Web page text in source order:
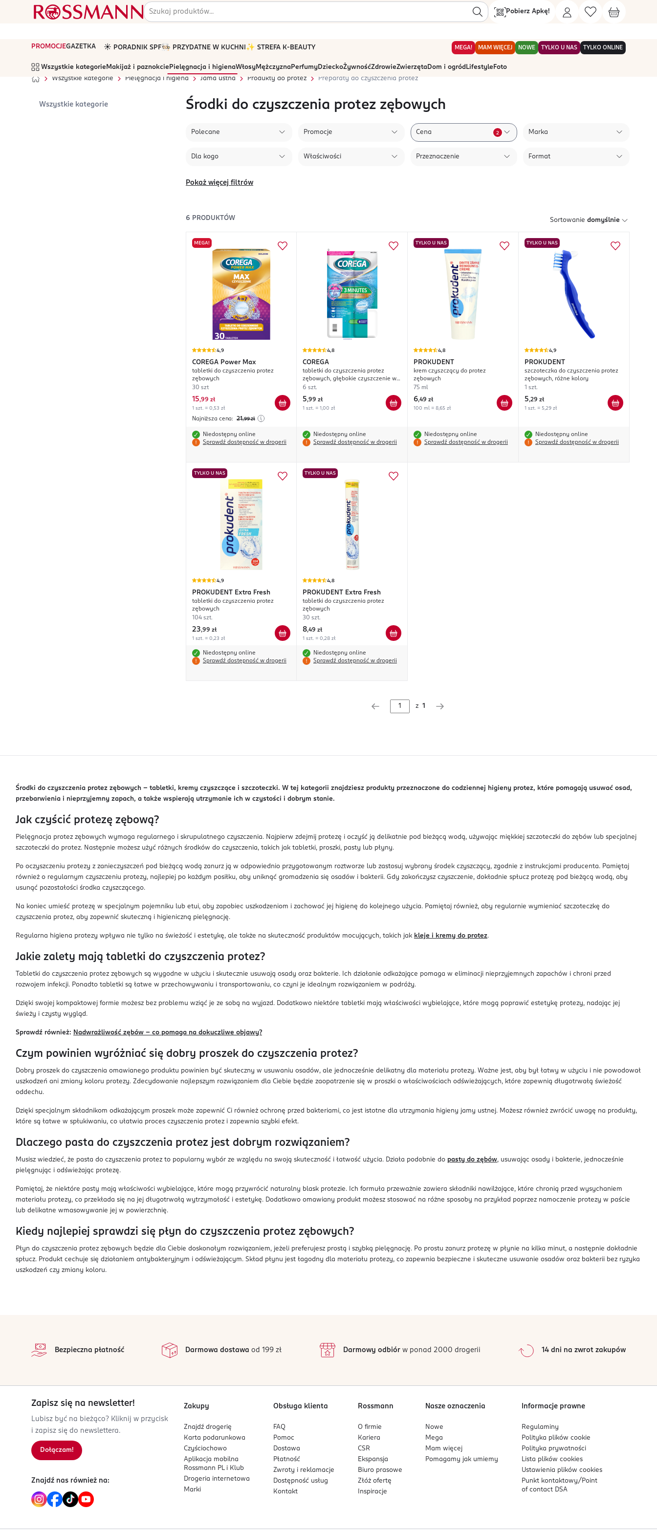
Pobierz Apkę!
PROMOCJEGAZETKA ☀️ PORADNIK SPF🧑🏻‍🍳 PRZYDATNE W KUCHNI ✨ STREFA K-BEAUTY MEGA! MAM WIĘCEJ NOWE TYLKO U NAS TYLKO ONLINE
Wszystkie kategorie Makijaż i paznokcie Pielęgnacja i higienaWłosyMężczyznaPerfumyDzieckoŻywnośćZdrowieZwierzętaDom i ogród Lifestyle Foto
Wszystkie kategorie
Pielęgnacja i higiena Jama ustna Produkty do protez Preparaty do czyszczenia protez
Wszystkie kategorie Środki do czyszczenia protez zębowych
Polecane Promocje Cena 2 Marka
Dla kogo Właściwości Przeznaczenie Format
Pokaż więcej filtrów
6 PRODUKTÓW Sortowanie domyślnie
MEGA!
4,9
COREGA Power Max
tabletki do czyszczenia protez
zębowych
30 szt
15,99 zł
1 szt. = 0,53 zł
Najniższa cena: 21,99 zł
Niedostępny online
Sprawdź dostępność w drogerii
4,8
COREGA
tabletki do czyszczenia protez
zębowych, głębokie czyszczenie w 3
minuty
6 szt.
5,99 zł
1 szt. = 1,00 zł
Niedostępny online
Sprawdź dostępność w drogerii
TYLKO U NAS
4,8
PROKUDENT
krem czyszczący do protez
zębowych
75 ml
6,49 zł
100 ml = 8,65 zł
Niedostępny online
Sprawdź dostępność w drogerii
TYLKO U NAS
4,9
PROKUDENT
szczoteczka do czyszczenia protez
zębowych, różne kolory
1 szt.
5,29 zł
1 szt. = 5,29 zł
Niedostępny online
Sprawdź dostępność w drogerii
TYLKO U NAS
4,9
PROKUDENT Extra Fresh
tabletki do czyszczenia protez
zębowych
104 szt.
23,99 zł
1 szt. = 0,23 zł
Niedostępny online
Sprawdź dostępność w drogerii
TYLKO U NAS
4,8
PROKUDENT Extra Fresh
tabletki do czyszczenia protez
zębowych
30 szt.
8,49 zł
1 szt. = 0,28 zł
Niedostępny online
Sprawdź dostępność w drogerii
z 1
Środki do czyszczenia protez zębowych – tabletki, kremy czyszczące i szczoteczki. W tej kategorii znajdziesz produkty przeznaczone do codziennej higieny protez, które pomagają usuwać osad,
przebarwienia i nieprzyjemny zapach, a także wspierają utrzymanie ich w czystości i dobrym stanie.
Jak czyścić protezę zębową?
Pielęgnacja protez zębowych wymaga regularnego i skrupulatnego czyszczenia. Najpierw zdejmij protezę i oczyść ją delikatnie pod bieżącą wodą, używając miękkiej szczoteczki do zębów lub specjalnej
szczoteczki do protez. Następnie możesz użyć różnych środków do czyszczenia, takich jak tabletki, proszki, pasty lub płyny.
Po oczyszczeniu protezy z zanieczyszczeń pod bieżącą wodą zanurz ją w odpowiednio przygotowanym roztworze lub zastosuj wybrany środek czyszczący, zgodnie z instrukcjami producenta. Pamiętaj
również o regularnym czyszczeniu protezy, najlepiej po każdym posiłku, aby uniknąć gromadzenia się osadów i bakterii. Gdy zakończysz czyszczenie, dokładnie spłucz protezę pod bieżącą wodą, aby
usunąć pozostałości środka czyszczącego.
Na koniec umieść protezę w specjalnym pojemniku lub etui, aby zapobiec uszkodzeniom i zachować jej higienę do kolejnego użycia. Pamiętaj również, aby regularnie wymieniać szczoteczkę do
czyszczenia protez, aby zapewnić skuteczną i higieniczną pielęgnację.
Regularna higiena protezy wpływa nie tylko na świeżość i estetykę, ale także na skuteczność produktów mocujących, takich jak kleje i kremy do protez.
Jakie zalety mają tabletki do czyszczenia protez?
Tabletki do czyszczenia protez zębowych są wygodne w użyciu i skutecznie usuwają osady oraz bakterie. Ich działanie odkażające pomaga w eliminacji nieprzyjemnych zapachów i chroni przed
rozwojem infekcji. Ponadto tabletki są łatwe w przechowywaniu i transportowaniu, co czyni je idealnym rozwiązaniem w podróży.
Dzięki swojej kompaktowej formie możesz bez problemu wziąć je ze sobą na wyjazd. Dodatkowo niektóre tabletki mają właściwości wybielające, które mogą poprawić estetykę protezy, nadając jej
świeży i czysty wygląd.
Sprawdź również: Nadwrażliwość zębów – co pomaga na dokuczliwe objawy?
Czym powinien wyróżniać się dobry proszek do czyszczenia protez?
Dobry proszek do czyszczenia omawianego produktu powinien być skuteczny w usuwaniu osadów, ale jednocześnie delikatny dla materiału protezy. Ważne jest, aby był łatwy w użyciu i nie powodował
uszkodzeń ani zmiany koloru protezy. Zdecydowanie najlepszym rozwiązaniem dla Ciebie będzie zaopatrzenie się w proszki o właściwościach odświeżających, które zapewnią długotrwałą świeżość
oddechu.
Dzięki specjalnym składnikom odkażającym proszek może zapewnić Ci również ochronę przed bakteriami, co jest istotne dla utrzymania higieny jamy ustnej. Możesz również zwrócić uwagę na produkty,
które są łatwe w spłukiwaniu, co ułatwia proces czyszczenia protez i zapewnia szybki efekt.
Dlaczego pasta do czyszczenia protez jest dobrym rozwiązaniem?
Musisz wiedzieć, że pasta do czyszczenia protez to popularny wybór ze względu na swoją skuteczność i łatwość użycia. Działa podobnie do pasty do zębów, usuwając osady i bakterie, jednocześnie
pielęgnując i odświeżając protezę.
Pamiętaj, że niektóre pasty mają właściwości wybielające, które mogą przywrócić naturalny blask protezie. Ich formuła przeważnie zawiera składniki nawilżające, które chronią przed wysychaniem
materiału protezy, co przekłada się na jej długotrwałą wytrzymałość i estetykę. Dodatkowo omawiany produkt możesz stosować na różne sposoby na przykład poprzez namoczenie protezy w paście
lub delikatne wmasowywanie jej w powierzchnię.
Kiedy najlepiej sprawdzi się płyn do czyszczenia protez zębowych?
Płyn do czyszczenia protez zębowych będzie dla Ciebie doskonałym rozwiązaniem, jeżeli preferujesz prostą i szybką pielęgnację. Po prostu zanurz protezę w płynie na kilka minut, a następnie dokładnie
spłucz. Produkt cechuje się działaniem antybakteryjnym i odświeżającym. Skład płynu jest łagodny dla materiału protezy, co zapewnia bezpieczne i skuteczne usuwanie osadów oraz bakterii bez ryzyka
uszkodzeń czy zmiany koloru.
Bezpieczna płatność Darmowa dostawa od 199 zł Darmowy odbiórw ponad 2000 drogerii 14 dni na zwrot zakupów
Zapisz się na newsletter!
Lubisz być na bieżąco? Kliknij w przycisk
i zapisz się do newslettera.
Dołączam!
Znajdź nas również na:
Zakupy
Znajdź drogerię
Karta podarunkowa
Czyściochowo
Aplikacja mobilna
Rossmann PL i Klub
Drogeria internetowa
Marki
Obsługa klienta
FAQ
Pomoc
Dostawa
Płatność
Zwroty i reklamacje
Dostępność usług
Kontakt
Rossmann
O firmie
Kariera
CSR
Ekspansja
Biuro prasowe
Złóż ofertę
Inspiracje
Nasze oznaczenia
Nowe
Mega
Mam więcej
Pomagamy jak umiemy
Informacje prawne
Regulaminy
Polityka plikówcookie
Polityka prywatności
Lista plikówcookies
Ustawienia plikówcookies
Punkt kontaktowy/ Point
of contact DSA